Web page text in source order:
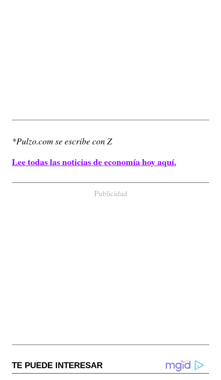
*Pulzo.com se escribe con Z
Lee todas las noticias de economía hoy aquí.
Publicidad